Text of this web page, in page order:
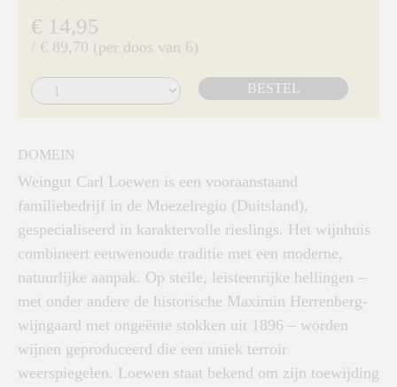
€ 14,95
/ € 89,70 (per doos van 6)
BESTEL
DOMEIN
Weingut Carl Loewen is een vooraanstaand
familiebedrijf in de Moezelregio (Duitsland),
gespecialiseerd in karaktervolle rieslings. Het wijnhuis
combineert eeuwenoude traditie met een moderne,
natuurlijke aanpak. Op steile, leisteenrijke hellingen –
met onder andere de historische Maximin Herrenberg-
wijngaard met ongeënte stokken uit 1896 – worden
wijnen geproduceerd die een uniek terroir
weerspiegelen. Loewen staat bekend om zijn toewijding